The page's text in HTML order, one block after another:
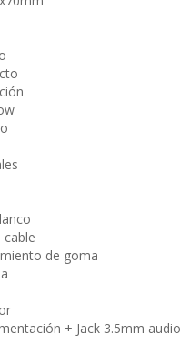
cable
de goma
+ Jack 3.5mm audio